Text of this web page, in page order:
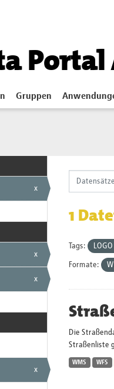
Portal
Gruppen
x
x
x
x
1
Tags: LOGO
Formate:
Die
Straßenliste
WMS WFS